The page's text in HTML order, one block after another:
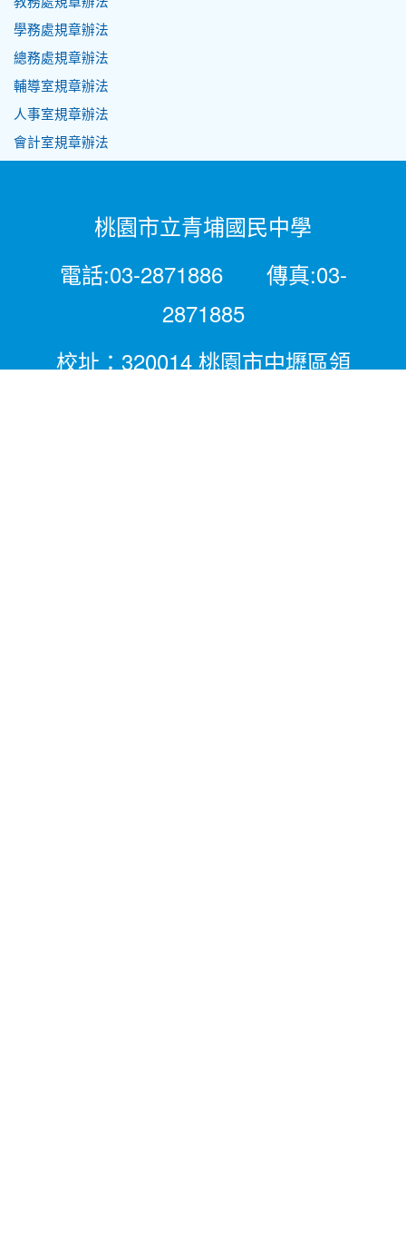
學務處規章辦法
總務處規章辦法
輔導室規章辦法
人事室規章辦法
會計室規章辦法
桃園市立青埔國民中學
電話:03-2871886 傳真:03-
2871885
校址：320014 桃園市中壢區領